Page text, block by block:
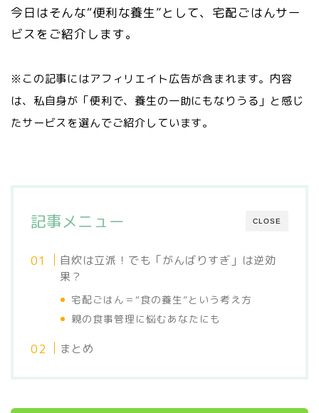
今日はそんな“便利な養生”として、宅配ごはんサー
ビスをご紹介します。
※この記事にはアフィリエイト広告が含まれます。内容
は、私自身が「便利で、養生の一助にもなりうる」と感じ
たサービスを選んでご紹介しています。
CLOSE
記事メニュー
自炊は立派！でも「がんばりすぎ」は逆効
果？
宅配ごはん＝“食の養生”という考え方
親の食事管理に悩むあなたにも
まとめ